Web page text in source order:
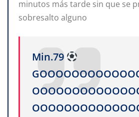
minutos más tarde sin que se
sobresalto alguno
Min.79